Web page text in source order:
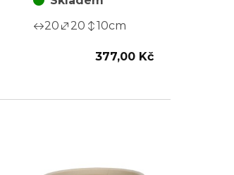
20
20 10cm
377,00 Kč